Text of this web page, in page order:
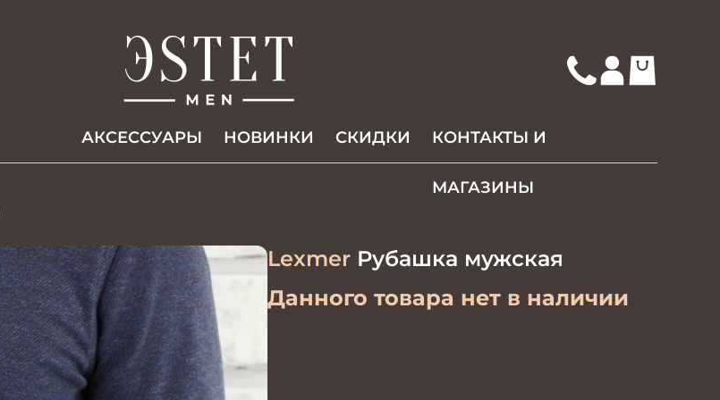
АКCЕССУАРЫ НОВИНКИ СКИДКИ КОНТАКТЫ И
МАГАЗИНЫ
LexmerРубашка мужская
Данного товара нет в наличии